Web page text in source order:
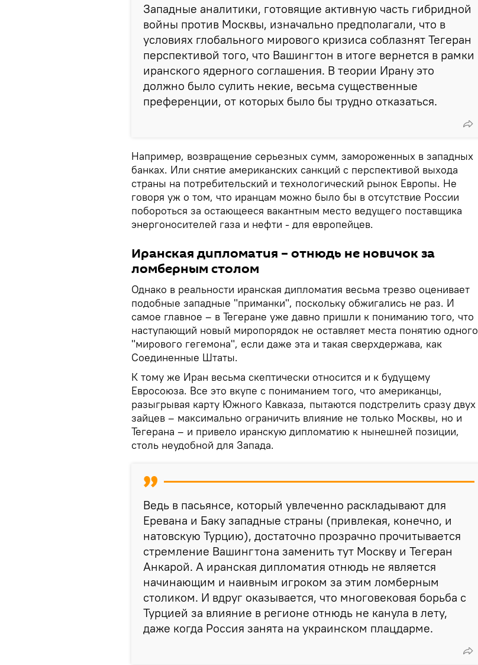
Западные аналитики, готовящие активную часть гибридной
войны против Москвы, изначально предполагали, что в
условиях глобального мирового кризиса соблазнят Тегеран
перспективой того, что Вашингтон в итоге вернется в рамки
иранского ядерного соглашения. В теории Ирану это
должно было сулить некие, весьма существенные
преференции, от которых было бы трудно отказаться.
Например, возвращение серьезных сумм, замороженных в западных
банках. Или снятие американских санкций с перспективой выхода
страны на потребительский и технологический рынок Европы. Не
говоря уж о том, что иранцам можно было бы в отсутствие России
побороться за остающееся вакантным место ведущего поставщика
энергоносителей газа и нефти - для европейцев.
Иранская дипломатия – отнюдь не новичок за
ломберным столом
Однако в реальности иранская дипломатия весьма трезво оценивает
подобные западные "приманки", поскольку обжигались не раз. И
самое главное – в Тегеране уже давно пришли к пониманию того, что
наступающий новый миропорядок не оставляет места понятию одного
"мирового гегемона", если даже эта и такая сверхдержава, как
Соединенные Штаты.
К тому же Иран весьма скептически относится и к будущему
Евросоюза. Все это вкупе с пониманием того, что американцы,
разыгрывая карту Южного Кавказа, пытаются подстрелить сразу двух
зайцев – максимально ограничить влияние не только Москвы, но и
Тегерана – и привело иранскую дипломатию к нынешней позиции,
столь неудобной для Запада.
Ведь в пасьянсе, который увлеченно раскладывают для
Еревана и Баку западные страны (привлекая, конечно, и
натовскую Турцию), достаточно прозрачно прочитывается
стремление Вашингтона заменить тут Москву и Тегеран
Анкарой. А иранская дипломатия отнюдь не является
начинающим и наивным игроком за этим ломберным
столиком. И вдруг оказывается, что многовековая борьба с
Турцией за влияние в регионе отнюдь не канула в лету,
даже когда Россия занята на украинском плацдарме.